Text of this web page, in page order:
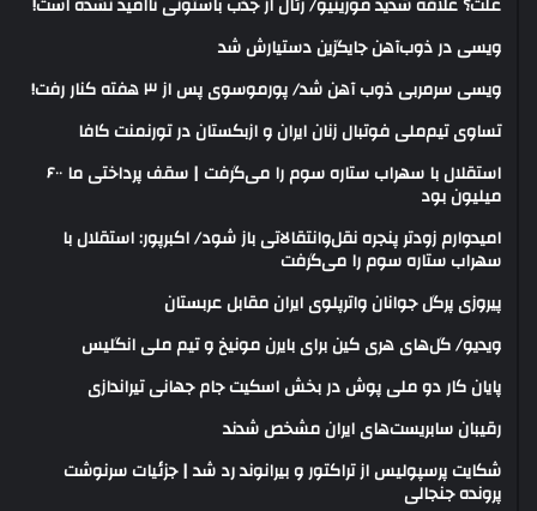
ویسی در ذوب‌آهن جایگزین دستیارش شد
ویسی سرمربی ذوب آهن شد/ پورموسوی پس از ۳ هفته کنار رفت!
تساوی تیم‌ملی فوتبال زنان ایران و ازبکستان در تورنمنت کافا
استقلال با سهراب ستاره سوم را می‌گرفت | سقف پرداختی ما ۶۰۰
میلیون بود
امیدوارم زودتر پنجره نقل‌وانتقالاتی باز شود/ اکبرپور: استقلال با
سهراب ستاره سوم را می‌گرفت
پیروزی پرگل جوانان واترپلوی ایران مقابل عربستان
ویدیو/ گل‌های هری‌ کین برای بایرن مونیخ و تیم ملی انگلیس
پایان کار دو ملی پوش در بخش اسکیت جام جهانی تیراندازی
رقیبان سابریست‌های ایران مشخص شدند
شکایت پرسپولیس از تراکتور و بیرانوند رد شد | جزئیات سرنوشت
پرونده جنجالی